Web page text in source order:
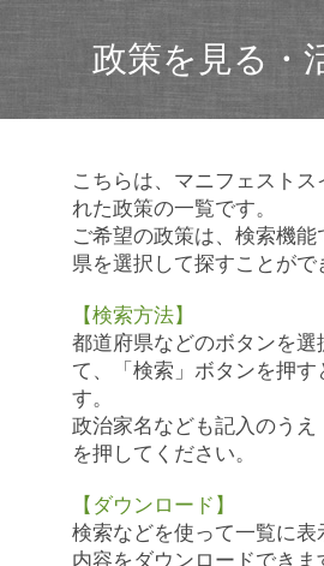
政策を見る・
こちらは、マニフェストス
れた政策の一覧です。
ご希望の政策は、検索機
県を選択して探すことがで
【検索方法】
都道府県などのボタンを選
て、「検索」ボタンを押す
す。
政治家名なども記入のうえ
を押してください。
【ダウンロード】
検索などを使って一覧に表
内容をダウンロードできま